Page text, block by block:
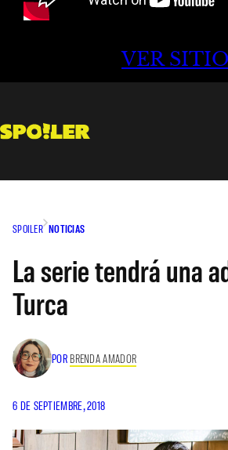
VER SITIO
SPOILER NOTICIAS
La serie tendrá una
Turca
POR BRENDA AMADOR
6 DE SEPTIEMBRE, 2018